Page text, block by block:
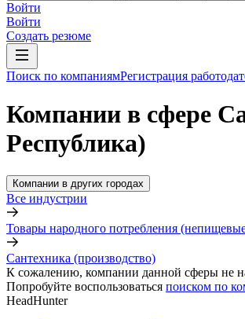
Войти
Войти
Создать резюме
Поиск по компаниямРегистрация
Компании в сфере
Республика)
Компании в других городах
Все индустрии
Товары народного потребления
Сантехника (производство)
К сожалению, компании данной сферы не
Попробуйте воспользоваться поиском по
HeadHunter